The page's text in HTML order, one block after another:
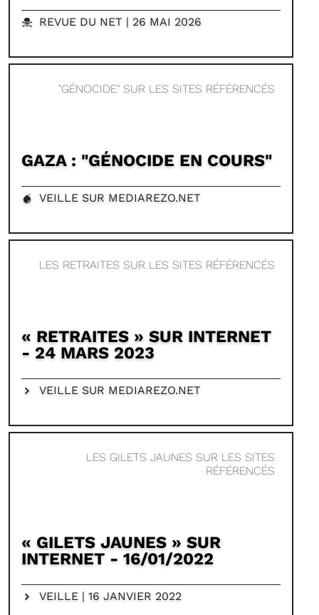
REVUE DU NET | 26 MAI 2026
"GÉNOCIDE" SUR LES SITES RÉFÉRENCÉS
GAZA : "GÉNOCIDE EN COURS"
VEILLE SUR MEDIAREZO.NET
LES RETRAITES SUR LES SITES RÉFÉRENCÉS
« RETRAITES » SUR INTERNET
- 24 MARS 2023
VEILLE SUR MEDIAREZO.NET
LES GILETS JAUNES SUR LES SITES
RÉFÉRENCÉS
« GILETS JAUNES » SUR
INTERNET - 16/01/2022
VEILLE | 16 JANVIER 2022